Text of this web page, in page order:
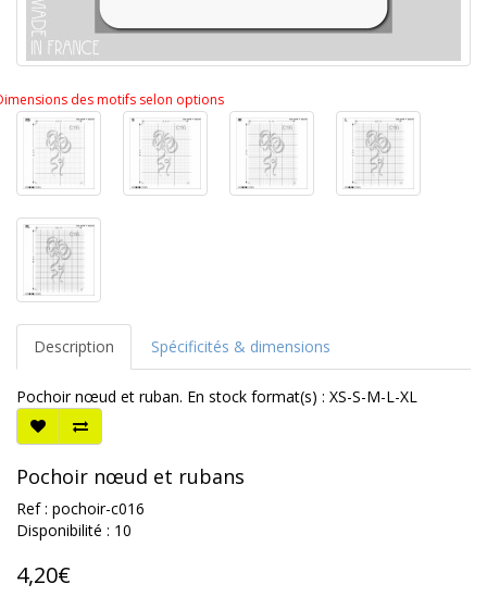
des motifs selon options
Description Spécificités & dimensions
Pochoir nœud et ruban. En stock format(s) : XS-S-M-L-XL
Pochoir nœud et rubans
Ref : pochoir-c016
Disponibilité : 10
4,20€